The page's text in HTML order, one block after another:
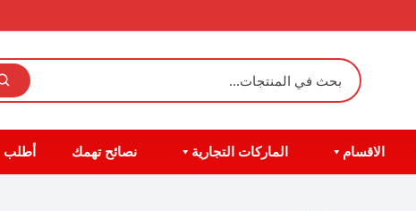
الاقسام الماركات التجارية نصائح تهمك